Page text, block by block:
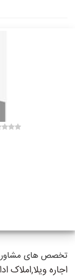
تخصص های مشاور
اجاره